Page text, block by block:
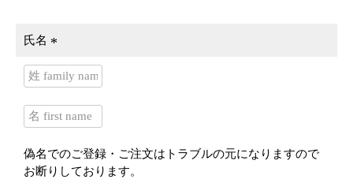
氏名
(
必
)
偽名でのご登録・ご注文はトラブルの元になりますので
お断りしております。